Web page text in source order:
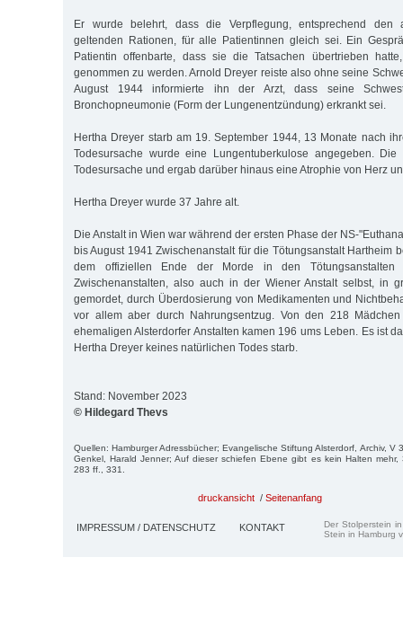
Er wurde belehrt, dass die Verpflegung, entsprechend den
geltenden Rationen, für alle Patientinnen gleich sei. Ein
Patientin offenbarte, dass sie die Tatsachen übertrieben
genommen zu werden. Arnold Dreyer reiste also ohne seine
August 1944 informierte ihn der Arzt, dass seine
Bronchopneumonie (Form der Lungenentzündung) erkrankt sei.
Hertha Dreyer starb am 19. September 1944, 13 Monate nach
Todesursache wurde eine Lungentuberkulose angegeben.
Todesursache und ergab darüber hinaus eine Atrophie von Herz
Hertha Dreyer wurde 37 Jahre alt.
Die Anstalt in Wien war während der ersten Phase der NS-
bis August 1941 Zwischenanstalt für die Tötungsanstalt Hartheim
dem offiziellen Ende der Morde in den Tötungsanstalten
Zwischenanstalten, also auch in der Wiener Anstalt selbst, in
gemordet, durch Überdosierung von Medikamenten und
vor allem aber durch Nahrungsentzug. Von den 218
ehemaligen Alsterdorfer Anstalten kamen 196 ums Leben. Es ist
Hertha Dreyer keines natürlichen Todes starb.
Stand: November 2023
© Hildegard Thevs
Quellen: Hamburger Adressbücher; Evangelische Stiftung Alsterdorf, Archiv, V
Genkel, Harald Jenner; Auf dieser schiefen Ebene gibt es kein Halten
283 ff., 331.
druckansicht / Seitenanfang
IMPRESSUM / DATENSCHUTZ KONTAKT
Der Stolperstein
Stein in Hamburg